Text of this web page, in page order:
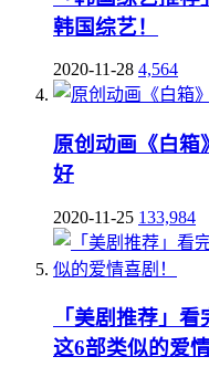
韩国综艺！
2020-11-28 4,564
原创动画《白箱
好
2020-11-25 133,984
「美剧推荐」
这6部类似的爱情